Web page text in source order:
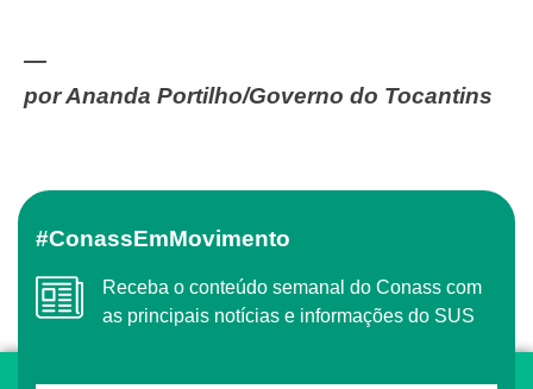
—
por Ananda Portilho/Governo do Tocantins
#ConassEmMovimento
Receba o conteúdo semanal do Conass com
as principais notícias e informações do SUS